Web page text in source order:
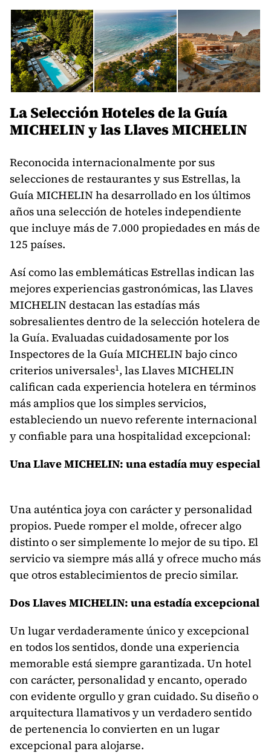
La Selección Hoteles de la Guía
MICHELIN y las Llaves MICHELIN
Reconocida internacionalmente por sus
selecciones de restaurantes y sus Estrellas, la
Guía MICHELIN ha desarrollado en los últimos
años una selección de hoteles independiente
que incluye más de 7.000 propiedades en más de
125 países.
Así como las emblemáticas Estrellas indican las
mejores experiencias gastronómicas, las Llaves
MICHELIN destacan las estadías más
sobresalientes dentro de la selección hotelera de
la Guía. Evaluadas cuidadosamente por los
Inspectores de la Guía MICHELIN bajo cinco
criterios universales1, las Llaves MICHELIN
califican cada experiencia hotelera en términos
más amplios que los simples servicios,
estableciendo un nuevo referente internacional
y confiable para una hospitalidad excepcional:
Una Llave MICHELIN: una estadía muy especial
Una auténtica joya con carácter y personalidad
propios. Puede romper el molde, ofrecer algo
distinto o ser simplemente lo mejor de su tipo. El
servicio va siempre más allá y ofrece mucho más
que otros establecimientos de precio similar.
Dos Llaves MICHELIN: una estadía excepcional
Un lugar verdaderamente único y excepcional
en todos los sentidos, donde una experiencia
memorable está siempre garantizada. Un hotel
con carácter, personalidad y encanto, operado
con evidente orgullo y gran cuidado. Su diseño o
arquitectura llamativos y un verdadero sentido
de pertenencia lo convierten en un lugar
excepcional para alojarse.